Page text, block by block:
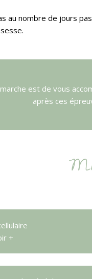
au nombre de jours
est de vous
après ces
+